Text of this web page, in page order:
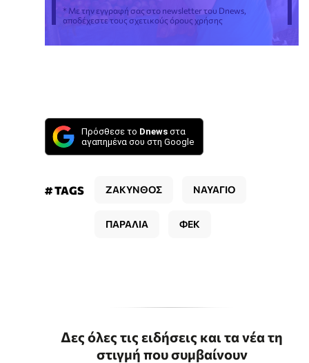
* Με την εγγραφή σας στο newsletter του Dnews,
αποδέχεστε τους σχετικούς όρους χρήσης
Πρόσθεσε το Dnews στα
αγαπημένα σου στη Google
# TAGS ΖΑΚΥΝΘΟΣ ΝΑΥΑΓΙΟ
ΠΑΡΑΛΙΑ ΦΕΚ
Δες όλες τις ειδήσεις και τα νέα τη
στιγμή που συμβαίνουν